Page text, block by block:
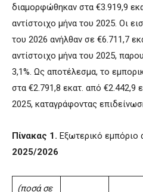
διαμορφώθηκαν στα €3.919,9
αντίστοιχο μήνα του 2025. Οι
του 2026 ανήλθαν σε €6.711,7
αντίστοιχο μήνα του 2025,
3,1%. Ως αποτέλεσμα, το
στα €2.791,8 εκατ. από €2.442,9
2025, καταγράφοντας
Πίνακας 1. Εξωτερικό εμπόριο
2025/2026
(ποσά σε